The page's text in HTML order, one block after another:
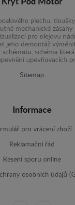
Kryt Pod Motor
plechu,
mechanické
pro olejovu
jeho demontáž
schéma
upevňovacích
Sitemap
Informace
pro vrácení zboží
Reklamační řád
Resení sporu online
osobních údajů